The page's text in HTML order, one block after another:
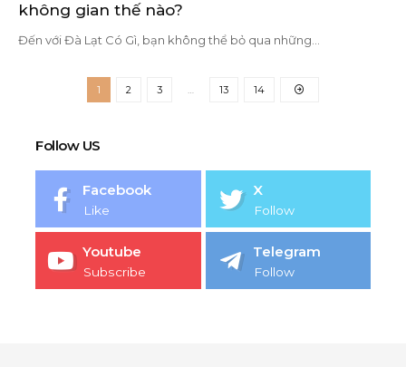
không gian thế nào?
Đến với Đà Lạt Có Gì, bạn không thể bỏ qua những…
1 2 3 … 13 14
Follow US
Facebook
Like
X
Follow
Youtube
Subscribe
Telegram
Follow